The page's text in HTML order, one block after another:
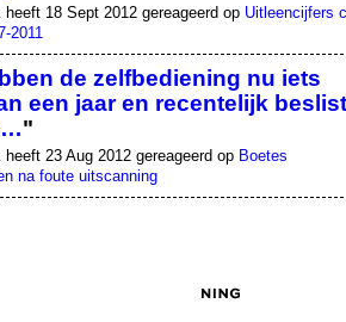
18 Sept 2012 gereageerd op Uitleencijfers
2011
de zelfbediening nu iets
een jaar en recentelijk beslist
"
23 Aug 2012 gereageerd op Boetes
na foute uitscanning